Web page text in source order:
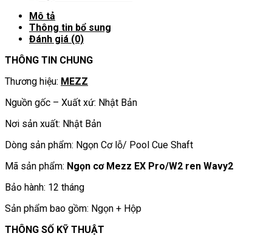
Mô tả
Thông tin bổ sung
Đánh giá (0)
THÔNG TIN CHUNG
Thương hiệu: MEZZ
Nguồn gốc – Xuất xứ: Nhật Bản
Nơi sản xuất: Nhật Bản
Dòng sản phẩm: Ngọn Cơ lỗ/ Pool Cue Shaft
Mã sản phẩm: Ngọn cơ Mezz EX Pro/W2 ren Wavy2
Bảo hành: 12 tháng
Sản phẩm bao gồm: Ngọn + Hộp
THÔNG SỐ KỸ THUẬT